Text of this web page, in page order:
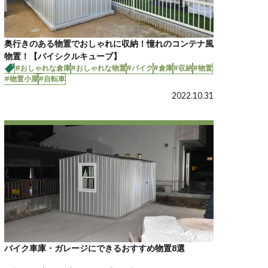
奥行きのある物置でおしゃれに収納！憧れのコンテナ風
物置！【バイシクルキューブ】
#おしゃれな倉庫#おしゃれな物置#バイク#倉庫#収納#物置
#物置小屋#自転車
2022.10.31
バイク車庫・ガレージにできるおすすめ物置8選